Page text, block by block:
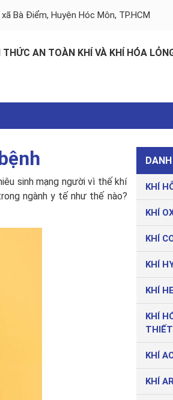
Bà Điểm, Huyện Hóc Môn, TP.HCM
THỨC AN TOÀN KHÍ VÀ KHÍ HÓA
sinh mạng người vì thế khí
ngành y tế như thế nào?
KHÍ
KHÍ
KHÍ
KHÍ
KHÍ
KHÍ
KHÍ
KHÍ